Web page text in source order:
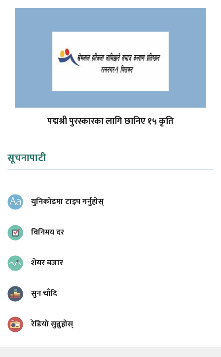
पद्मश्री पुरस्कारका लागि छानिए १५ कृति
सूचनापाटी
युनिकोडमा टाइप गर्नुहोस्
विनिमय दर
शेयर बजार
सुन चाँदि
रेडियो सुन्नुहोस्